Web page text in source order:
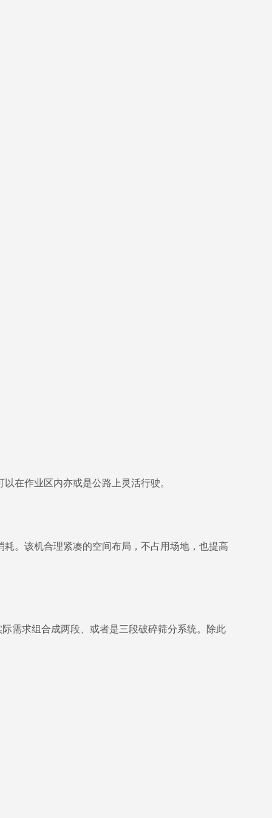
在作业区内亦或是公路上灵活行驶。
。该机合理紧凑的空间布局，不占用场地，也提高
需求组合成两段、或者是三段破碎筛分系统。除此